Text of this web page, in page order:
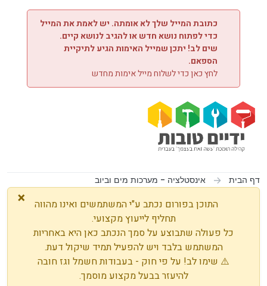
דילוג לתוכן
כתובת המייל שלך לא אומתה. יש לאמת את המייל
כדי לפתוח נושא חדש או להגיב לנושא קיים.
שים לב! יתכן שמייל האימות הגיע לתיקיית
הספאם.
לחץ כאן כדי לשלוח מייל אימות מחדש
דף הבית אינסטלציה - מערכות מים וביוב
×
התוכן בפורום נכתב ע"י המשתמשים ואינו מהווה
תחליף לייעוץ מקצועי.
כל פעולה שתבוצע על סמך הנכתב כאן היא באחריות
המשתמש בלבד ויש להפעיל תמיד שיקול דעת.
⚠️ שימו לב! על פי חוק - בעבודות חשמל וגז חובה
להיעזר בבעל מקצוע מוסמך.